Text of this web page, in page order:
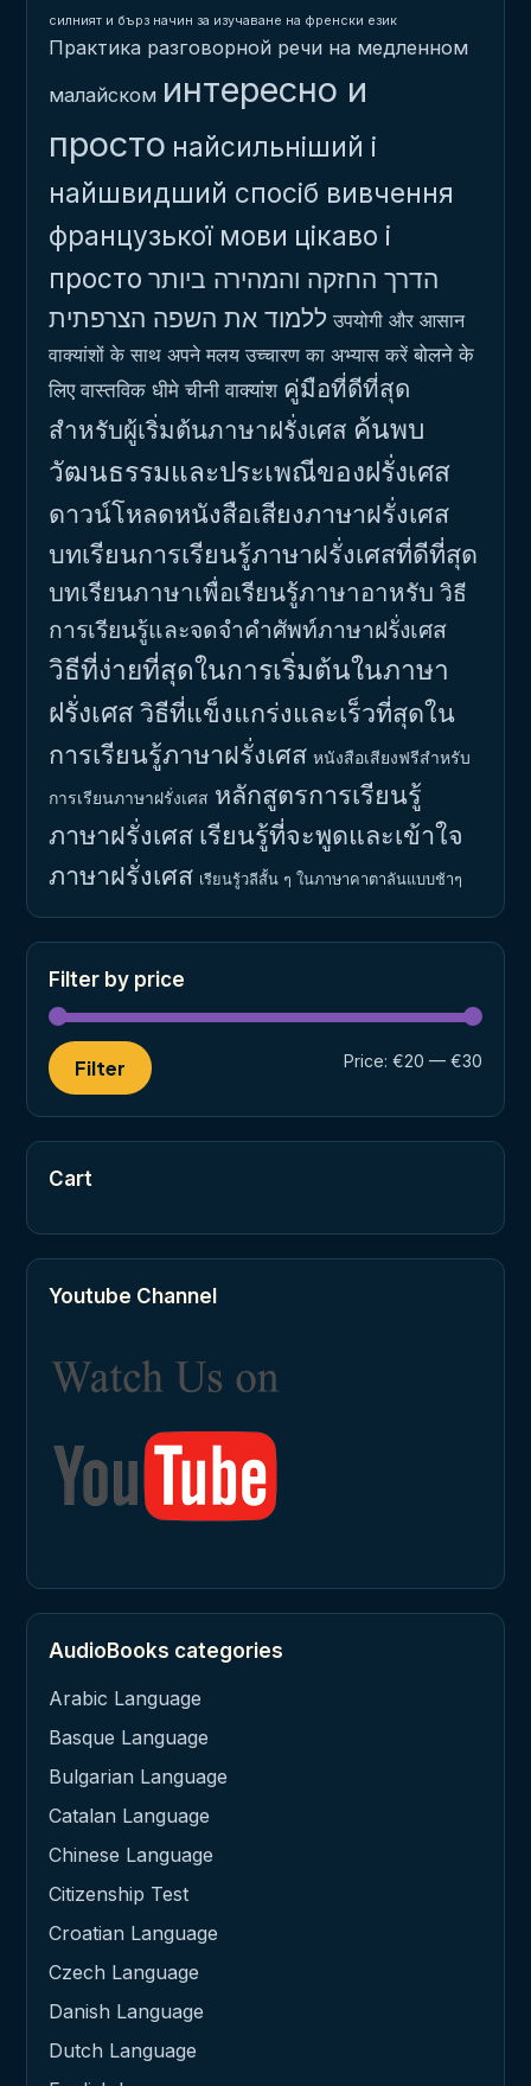
силният и бърз начин за изучаване на френски език
Практика разговорной речи на медленном
малайском интересно и
просто найсильніший і
найшвидший спосіб вивчення
французької мови цікаво і
просто הדרך החזקה והמהירה ביותר
ללמוד את השפה הצרפתית उपयोगी और आसान
वाक्यांशों के साथ अपने मलय उच्चारण का अभ्यास करें बोलने के
लिए वास्तविक धीमे चीनी वाक्यांश คู่มือที่ดีที่สุด
สำหรับผู้เริ่มต้นภาษาฝรั่งเศส ค้นพบ
วัฒนธรรมและประเพณีของฝรั่งเศส
ดาวน์โหลดหนังสือเสียงภาษาฝรั่งเศส
บทเรียนการเรียนรู้ภาษาฝรั่งเศสที่ดีที่สุด
บทเรียนภาษาเพื่อเรียนรู้ภาษาอาหรับ วิธี
การเรียนรู้และจดจำคำศัพท์ภาษาฝรั่งเศส
วิธีที่ง่ายที่สุดในการเริ่มต้นในภาษา
ฝรั่งเศสวิธีที่แข็งแกร่งและเร็วที่สุดใน
การเรียนรู้ภาษาฝรั่งเศส หนังสือเสียงฟรีสำหรับ
การเรียนภาษาฝรั่งเศส หลักสูตรการเรียนรู้
ภาษาฝรั่งเศส เรียนรู้ที่จะพูดและเข้าใจ
ภาษาฝรั่งเศส เรียนรู้วลีสั้น ๆ ในภาษาคาตาลันแบบช้าๆ
Filter by price
Filter Price: €20 — €30
Cart
Youtube Channel
AudioBooks categories
Arabic Language
Basque Language
Bulgarian Language
Catalan Language
Chinese Language
Citizenship Test
Croatian Language
Czech Language
Danish Language
Dutch Language